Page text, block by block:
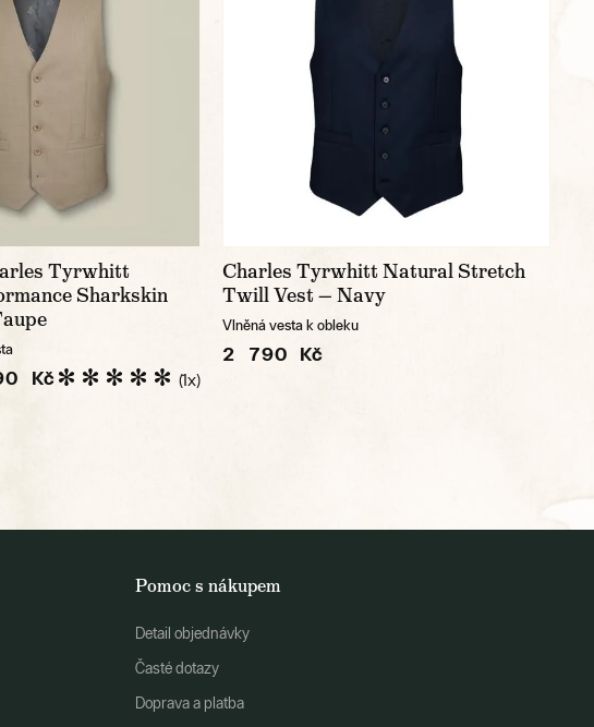
Tyrwhitt
Sharkskin
Kč (1x)
Charles Tyrwhitt Natural Stretch
Twill Vest — Navy
Vlněná vesta k obleku
2 790 Kč
Pomoc s nákupem
Detail objednávky
Časté dotazy
Doprava a platba